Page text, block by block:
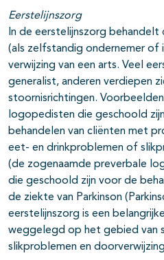
Eerstelijnszorg
In de eerstelijnszorg
(als zelfstandig ondernemer of
verwijzing van een arts. Veel
generalist, anderen verdiepen
stoornisrichtingen.
logopedisten die geschoold
behandelen van cliënten met
eet- en drinkproblemen of
(de zogenaamde preverbale
die geschoold zijn voor de
de ziekte van Parkinson
eerstelijnszorg is een
weggelegd op het gebied van
slikproblemen en